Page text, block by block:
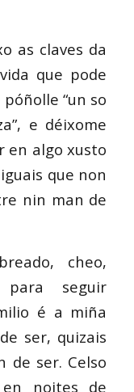
as claves da
que pode
“un so
e déixome
en algo xusto
que non
nin man de
cheo,
seguir
é a miña
ser, quizais
de ser. Celso
noites de